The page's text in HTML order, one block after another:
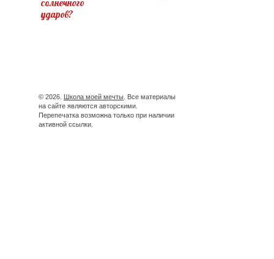
солнечного
ударов?
© 2026. Школа моей мечты . Все материалы
на сайте являются авторскими.
Перепечатка возможна только при наличии
активной ссылки.